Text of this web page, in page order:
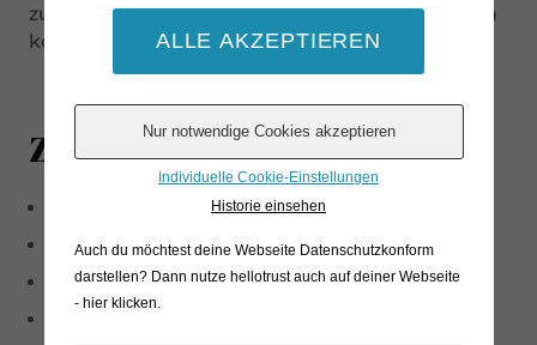
zu einem Gewichtsunterschied von +- 15 Gramm
kommen kann.
Zutaten
Salz
Lab
Individuelle Cookie-Einstellungen
Historie einsehen
Auch du möchtest deine Webseite Datenschutzkonform
darstellen? Dann nutze hellotrust auch auf deiner Webseite
- hier klicken.